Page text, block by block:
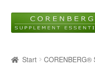
Navigation
Inhalt
Start CORENBERG®